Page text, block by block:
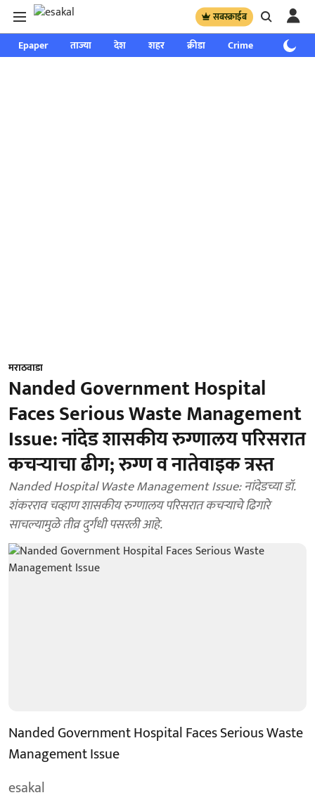
सबस्क्राईब
Epaper ताज्या देश शहर क्रीडा Crime साप्ताहिक
मराठवाडा
Nanded Government Hospital
Faces Serious Waste Management
Issue: नांदेड शासकीय रुग्णालय परिसरात
कचऱ्याचा ढीग; रुग्ण व नातेवाइक त्रस्त
Nanded Hospital Waste Management Issue: नांदेडच्या डॉ.
शंकरराव चव्हाण शासकीय रुग्णालय परिसरात कचऱ्याचे ढिगारे
साचल्यामुळे तीव्र दुर्गंधी पसरली आहे.
Nanded Government Hospital Faces Serious Waste
Management Issue
esakal